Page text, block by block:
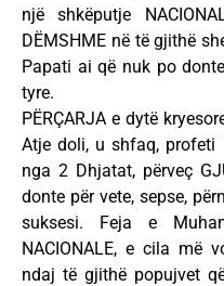
një shkëputje
DËMSHME në të gjithë
Papati ai që nuk po
tyre.
PËRÇARJA e dytë
Atje doli, u shfaq, profeti
nga 2 Dhjatat, përveç
donte për vete, sepse,
suksesi. Feja e
NACIONALE, e cila më
ndaj të gjithë popujvet